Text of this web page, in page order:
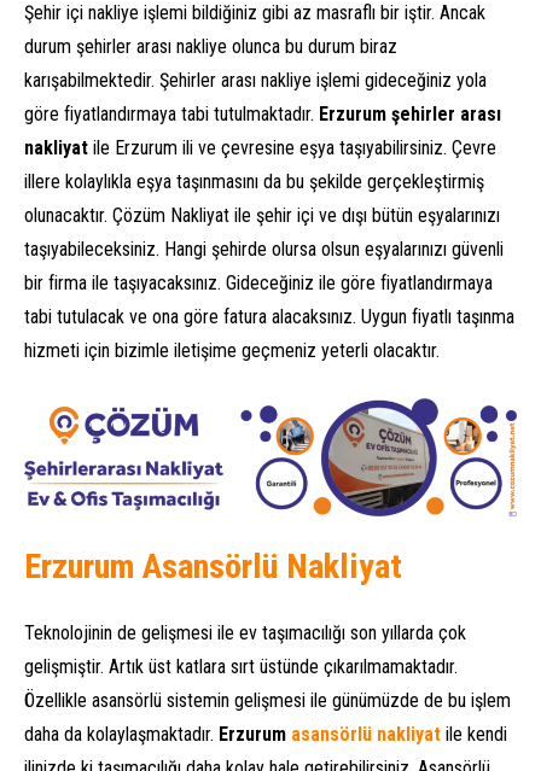
Şehir içi nakliye işlemi bildiğiniz gibi az masraflı bir iştir. Ancak
durum şehirler arası nakliye olunca bu durum biraz
karışabilmektedir. Şehirler arası nakliye işlemi gideceğiniz yola
göre fiyatlandırmaya tabi tutulmaktadır. Erzurum şehirler arası
nakliyat ile Erzurum ili ve çevresine eşya taşıyabilirsiniz. Çevre
illere kolaylıkla eşya taşınmasını da bu şekilde gerçekleştirmiş
olunacaktır. Çözüm Nakliyat ile şehir içi ve dışı bütün eşyalarınızı
taşıyabileceksiniz. Hangi şehirde olursa olsun eşyalarınızı güvenli
bir firma ile taşıyacaksınız. Gideceğiniz ile göre fiyatlandırmaya
tabi tutulacak ve ona göre fatura alacaksınız. Uygun fiyatlı taşınma
hizmeti için bizimle iletişime geçmeniz yeterli olacaktır.
Erzurum Asansörlü Nakliyat
Teknolojinin de gelişmesi ile ev taşımacılığı son yıllarda çok
gelişmiştir. Artık üst katlara sırt üstünde çıkarılmamaktadır.
Özellikle asansörlü sistemin gelişmesi ile günümüzde de bu işlem
daha da kolaylaşmaktadır. Erzurum asansörlü nakliyat ile kendi